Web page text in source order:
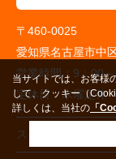
〒460-0025
愛知県名古屋市中
営業時間： 9：00
定休日：水曜定休
スタッフブログ
当サイトでは、お客様
して、クッキー（
詳しくは、当社の 「